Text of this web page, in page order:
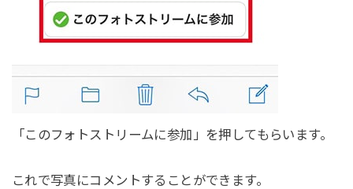
「このフォトストリームに参加」を押してもらいます。
これで写真にコメントすることができます。